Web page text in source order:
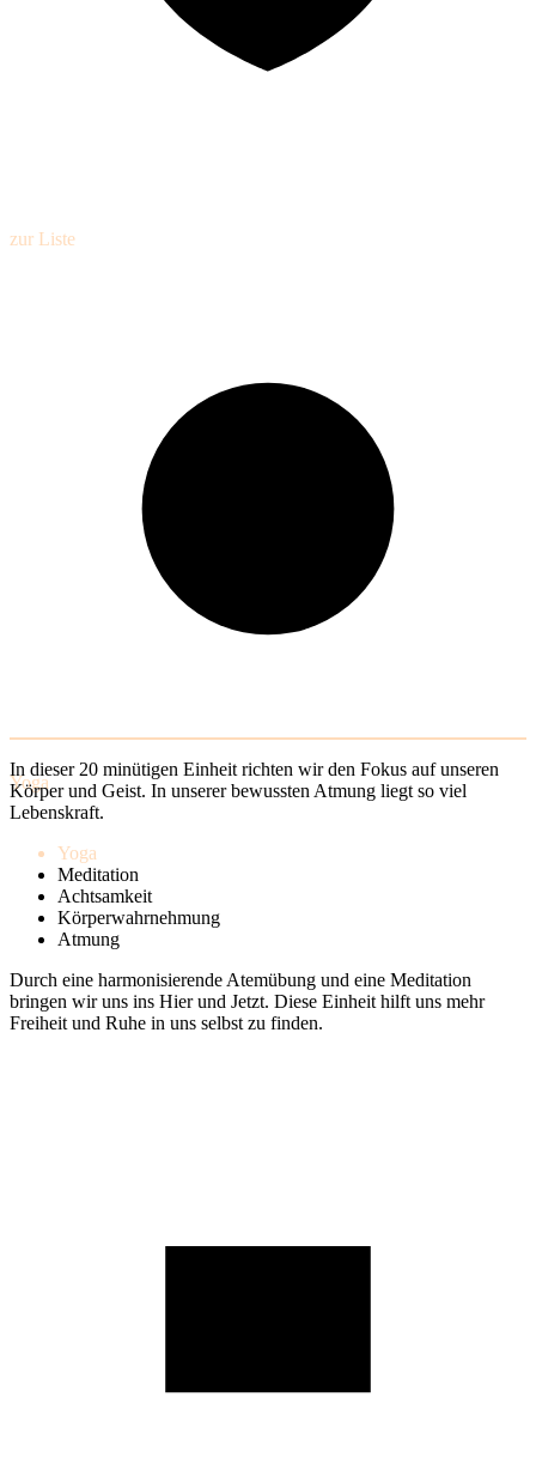
zur Liste
Yoga
In dieser 20 minütigen Einheit richten wir den Fokus auf unseren
Körper und Geist. In unserer bewussten Atmung liegt so viel
Lebenskraft.
Yoga
Meditation
Achtsamkeit
Körperwahrnehmung
Atmung
Durch eine harmonisierende Atemübung und eine Meditation
bringen wir uns ins Hier und Jetzt. Diese Einheit hilft uns mehr
Freiheit und Ruhe in uns selbst zu finden.